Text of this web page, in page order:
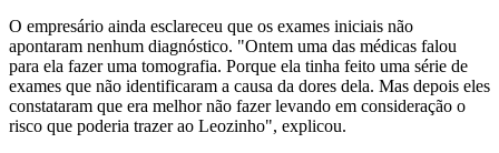
O empresário ainda esclareceu que os exames iniciais não
apontaram nenhum diagnóstico. "Ontem uma das médicas falou
para ela fazer uma tomografia. Porque ela tinha feito uma série de
exames que não identificaram a causa da dores dela. Mas depois eles
constataram que era melhor não fazer levando em consideração o
risco que poderia trazer ao Leozinho", explicou.